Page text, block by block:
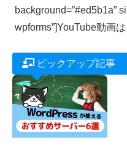
background=”#ed5b1a”
wpforms”]YouTube動画
ピックアップ記事